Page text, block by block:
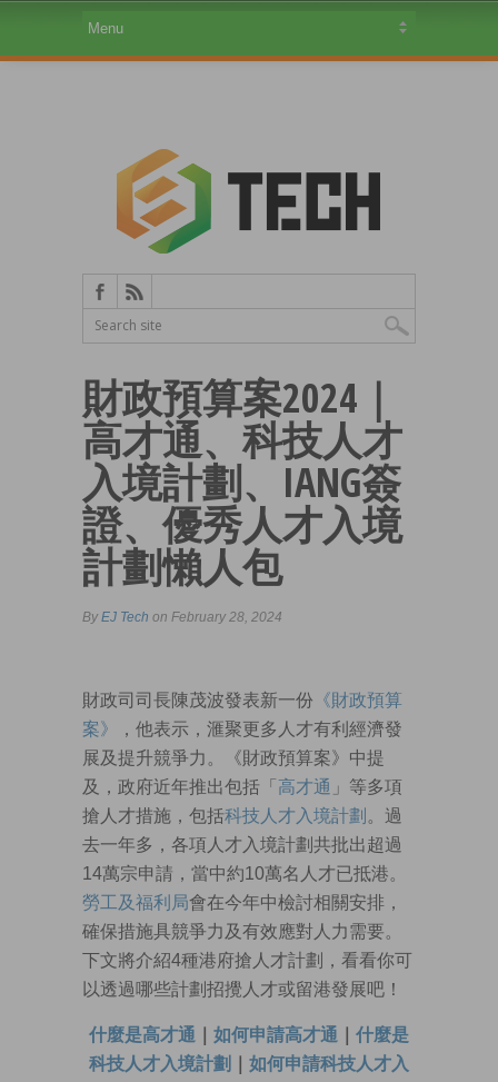
財政預算案2024｜
高才通、科技人才
入境計劃、IANG簽
證、優秀人才入境
計劃懶人包
By EJ Tech on February 28, 2024
財政司司長陳茂波發表新一份 《財政預算
案》
，他表示，滙聚更多人才有利經濟發
展及提升競爭力。《財政預算案》中提
及，政府近年推出包括「 高才通 」等多項
搶人才措施，包括科技人才入境計劃 。過
去一年多，各項人才入境計劃共批出超過
14萬宗申請，當中約10萬名人才已抵港。
勞工及福利局會在今年中檢討相關安排，
確保措施具競爭力及有效應對人力需要。
下文將介紹4種港府搶人才計劃，看看你可
以透過哪些計劃招攪人才或留港發展吧！
什麼是高才通 如何申請高才通
什麼是
科技人才入境計劃
如何申請科技人才入